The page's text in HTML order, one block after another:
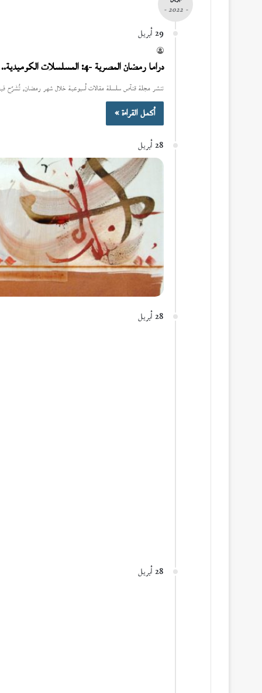
- 2022 -
29 أبريل
دراما رمضان المصرية -4: المسلسلات الكوميدية.. الضحك على «استحياء» ولكن «الكبير» كبير | زين العابدين خيري ￼
تنشر مجلة قنآص سلسلة مقالات أسبوعية خلال شهر رمضان، تُشَرّح
أكمل القراءة »
28 أبريل
28 أبريل
28 أبريل